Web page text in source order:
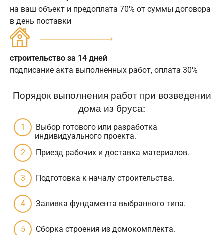
на ваш объект и предоплата 70% от суммы договора
в день поставки
строительство за 14 дней
подписание акта выполненных работ, оплата 30%
Порядок выполнения работ при возведении
дома из бруса:
Выбор готового или разработка
индивидуального проекта.
Приезд рабочих и доставка материалов.
Подготовка к началу строительства.
Заливка фундамента выбранного типа.
Сборка строения из домокомплекта.